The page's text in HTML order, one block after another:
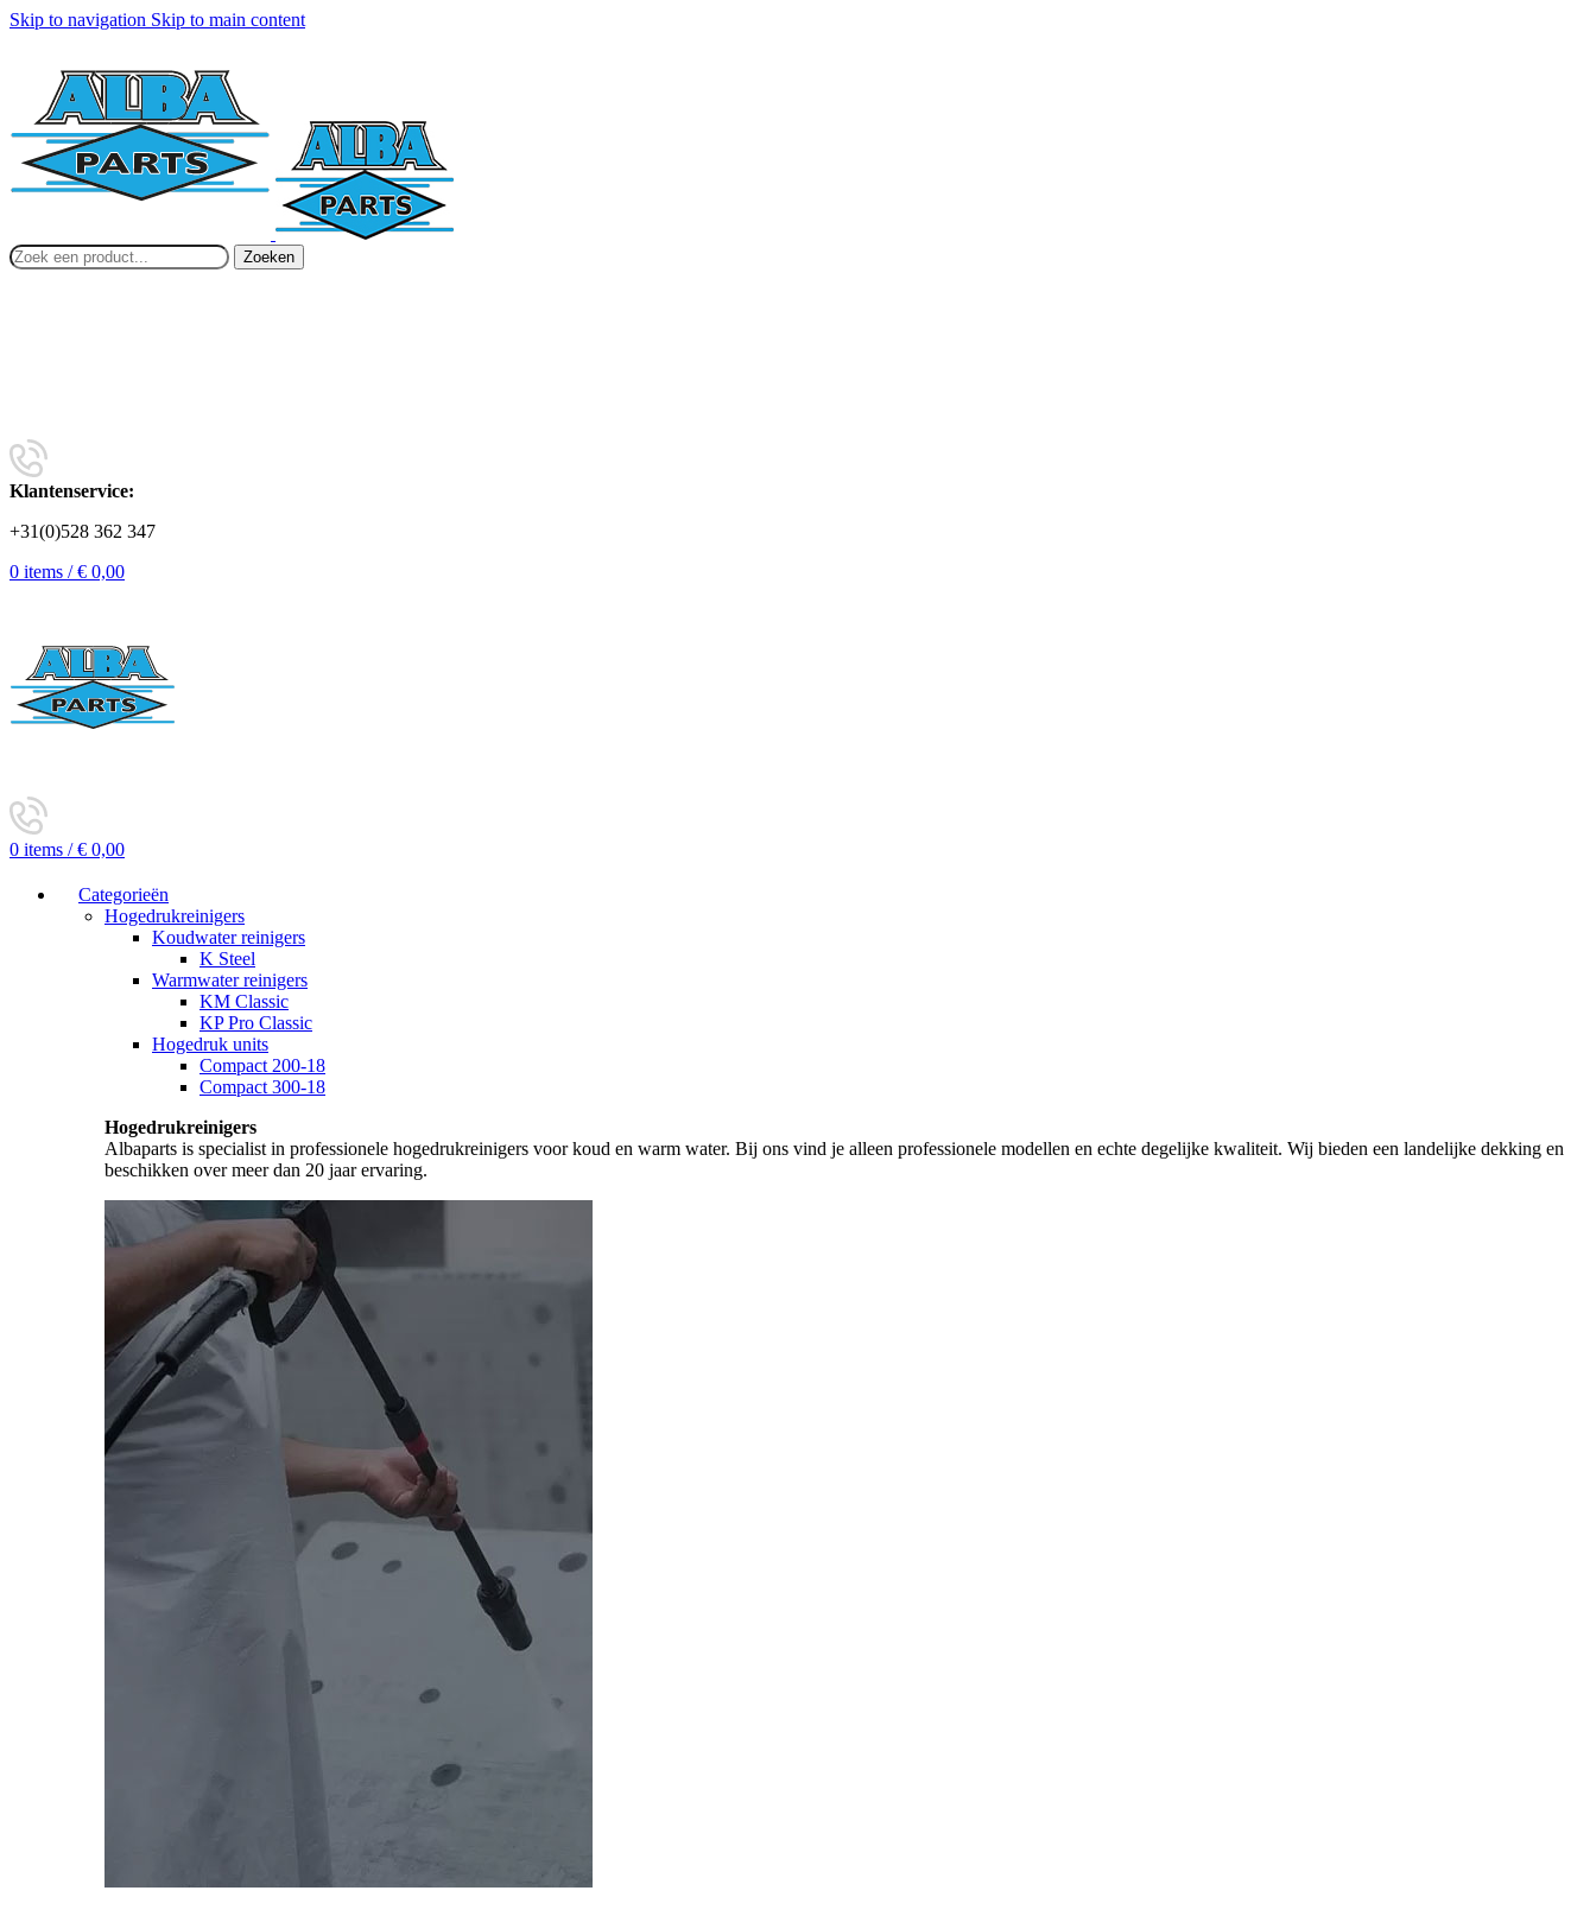
Skip to navigation Skip to main content
Zoeken
Klantenservice:
+31(0)528 362 347
0 items / € 0,00
0 items / € 0,00
Categorieën
Hogedrukreinigers
Koudwater reinigers
K Steel
Warmwater reinigers
KM Classic
KP Pro Classic
Hogedruk units
Compact 200-18
Compact 300-18
Hogedrukreinigers
Albaparts is specialist in professionele hogedrukreinigers voor koud en warm water. Bij ons vind je alleen professionele modellen en echte degelijke kwaliteit. Wij bieden een landelijke dekking en
beschikken over meer dan 20 jaar ervaring.